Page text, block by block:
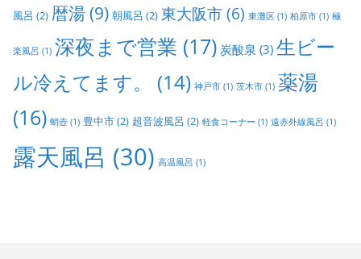
風呂 (2) 暦湯(9) 朝風呂 (2) 東大阪市(6) 東灘区 (1) 柏原市 (1) 極
楽風呂 (1) 深夜まで営業 (17) 炭酸泉 (3) 生ビー
ル冷えてます。
(14) 神戸市 (1) 茨木市 (1) 薬湯
(16) 蛸壺 (1) 豊中市(2) 超音波風呂 (2) 軽食コーナー (1) 遠赤外線風呂 (1)
露天風呂 (30) 高温風呂 (1)